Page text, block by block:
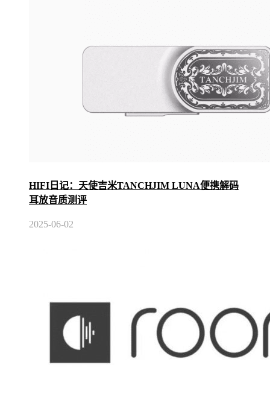
HIFI日记：天使吉米TANCHJIM LUNA便携解码
耳放音质测评
2025-06-02